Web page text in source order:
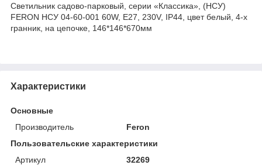
Светильник садово-парковый, серии «Классика», (НСУ)
FERON НСУ 04-60-001 60W, E27, 230V, IP44, цвет белый, 4-х
гранник, на цепочке, 146*146*670мм
Характеристики
Основные
Производитель
Feron
Пользовательские характеристики
Артикул
32269